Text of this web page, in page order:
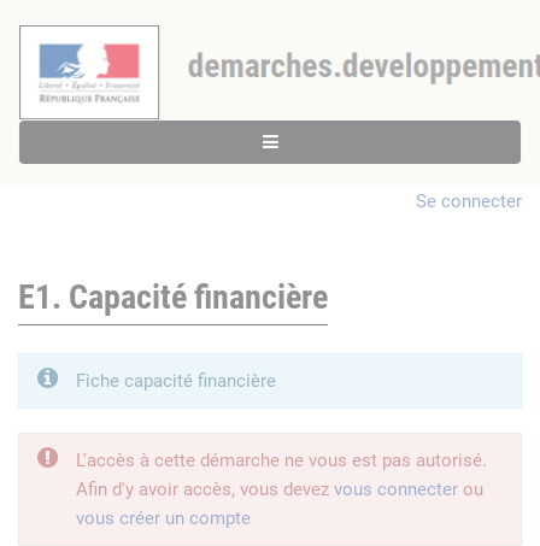
Se connecter
E1. Capacité financière
Fiche capacité financière
L'accès à cette démarche ne vous est pas autorisé.
Afin d'y avoir accès, vous devez vous connecter ou
vous créer un compte